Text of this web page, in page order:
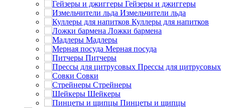
Гейзеры и джиггеры
Измельчители льда
Куллеры для напитков
Ложки бармена
Мадлеры
Мерная посуда
Питчеры
Прессы для цитрусовых
Совки
Стрейнеры
Шейкеры
Пинцеты и щипцы